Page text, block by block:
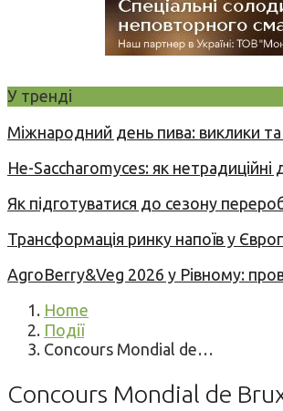
У тренді
Міжнародний день пива: виклики та
Не-Saccharomyces: як
Як підготуватися до сезону
Трансформація ринку напоїв у
AgroBerry&Veg 2026 у Рівному:
Home
Події
Concours Mondial de…
Concours Mondial de